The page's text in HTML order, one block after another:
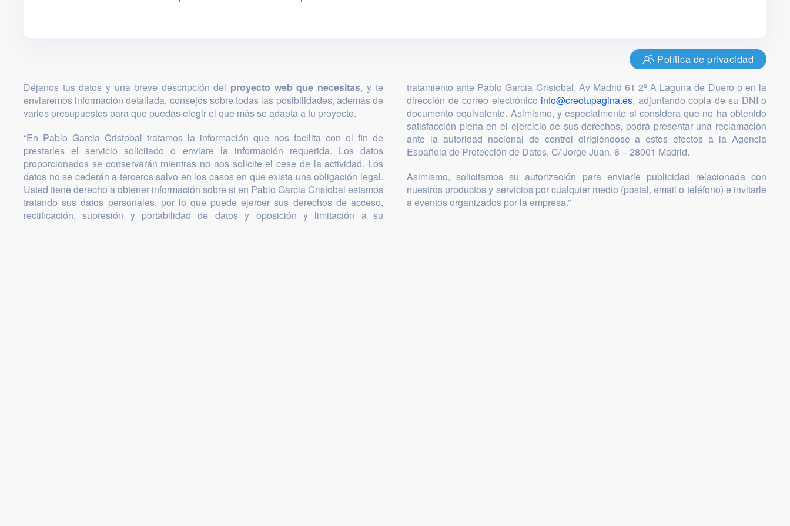
Política de privacidad
Déjanos tus datos y una breve descripción del proyecto web que necesitas, y te
enviaremos información detallada, consejos sobre todas las posibilidades, además de
varios presupuestos para que puedas elegir el que más se adapta a tu proyecto.
“En Pablo Garcia Cristobal tratamos la información que nos facilita con el fin de
prestarles el servicio solicitado o enviare la información requerida. Los datos
proporcionados se conservarán mientras no nos solicite el cese de la actividad. Los
datos no se cederán a terceros salvo en los casos en que exista una obligación legal.
Usted tiene derecho a obtener información sobre si en Pablo Garcia Cristobal estamos
tratando sus datos personales, por lo que puede ejercer sus derechos de acceso,
rectificación, supresión y portabilidad de datos y oposición y limitación a su
tratamiento ante Pablo Garcia Cristobal, Av Madrid 61 2º A Laguna de Duero o en la
dirección de correo electrónico info@creotupagina.es, adjuntando copia de su DNI o
documento equivalente. Asimismo, y especialmente si considera que no ha obtenido
satisfacción plena en el ejercicio de sus derechos, podrá presentar una reclamación
ante la autoridad nacional de control dirigiéndose a estos efectos a la Agencia
Española de Protección de Datos, C/ Jorge Juan, 6 – 28001 Madrid.
Asimismo, solicitamos su autorización para enviarle publicidad relacionada con
nuestros productos y servicios por cualquier medio (postal, email o teléfono) e invitarle
a eventos organizados por la empresa.”